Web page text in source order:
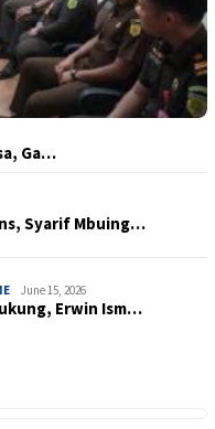
Ga…
Syarif Mbuing…
June 15, 2026
Erwin Ism…